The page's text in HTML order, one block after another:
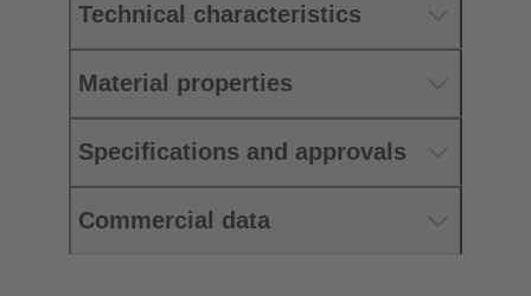
Technical characteristics
Material properties
Specifications and approvals
Commercial data